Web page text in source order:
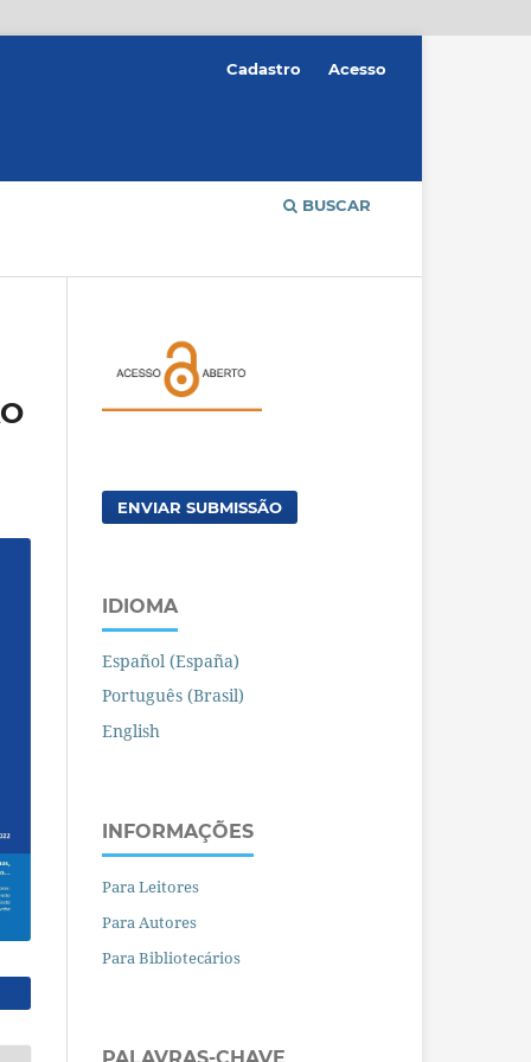
BUSCAR
Cadastro Acesso
ENVIAR SUBMISSÃO
IDIOMA
Español (España)
Português (Brasil)
English
INFORMAÇÕES
Para Leitores
Para Autores
Para Bibliotecários